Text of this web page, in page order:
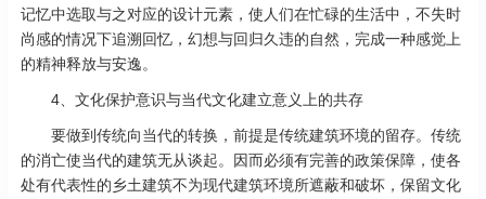
记忆中选取与之对应的设计元素，使人们在忙碌的生活中，不失时
尚感的情况下追溯回忆，幻想与回归久违的自然，完成一种感觉上
的精神释放与安逸。
4、文化保护意识与当代文化建立意义上的共存
要做到传统向当代的转换，前提是传统建筑环境的留存。传统
的消亡使当代的建筑无从谈起。因而必须有完善的政策保障，使各
处有代表性的乡土建筑不为现代建筑环境所遮蔽和破坏，保留文化